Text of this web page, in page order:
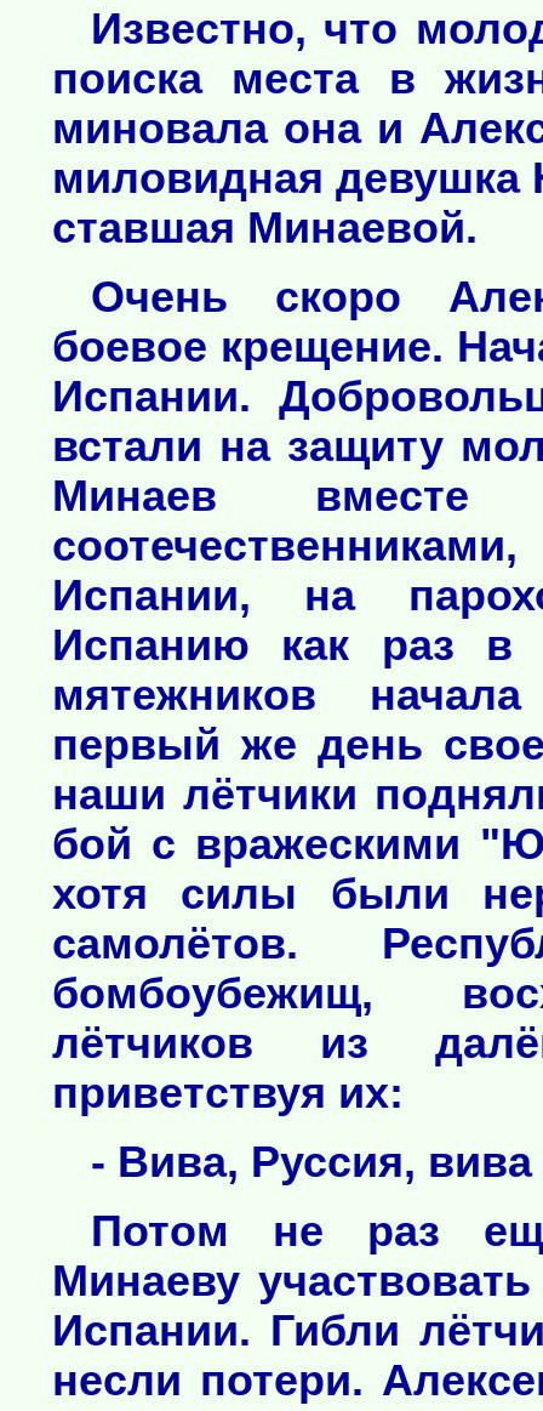
Известно, что
поиска места в
миновала она и
миловидная девушка
ставшая Минаевой.
Очень скоро
боевое крещение.
Испании.
встали на защиту
Минаев
Испании, на
Испанию как раз в
мятежников
первый же день
наши лётчики
бой с вражескими
хотя силы были
самолётов.
бомбоубежищ,
лётчиков из
приветствуя их:
- Вива, Руссия, вива
Потом не раз
Минаеву
Испании. Гибли
несли потери.